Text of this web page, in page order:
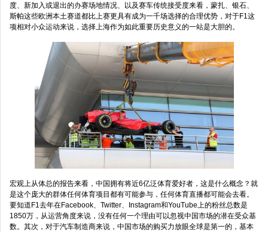
度、新加入或退出的办赛场地情况、以及赛车传统接受度来看，蒙扎、银石、
斯帕这些欧洲本土赛道都比上赛更具有成为一千场选择的合理优势，对于F1这
项相对小众运动来说，选择上海作为如此重要历史意义的一站是大胆的。
宏观上从体总的报告来看，中国拥有将近6亿泛体育爱好者，这是什么概念？就
是这个庞大的群体任何体育项目都有可能参与，任何体育直播都可能会去看。
要知道F1去年在Facebook、Twitter、Instagram和YouTube上的粉丝总数是
1850万，从运营角度来说，没有任何一个理由可以忽视中国市场的潜在受众基
数。其次，对于汽车制造商来说，中国市场的购买力放眼全球是第一的，基本